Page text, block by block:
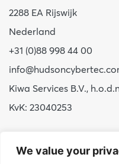
We value your
2288 EA Rijswijk
Nederland
+31 (0)88 998 44 00
Kiwa Services B.V.,
KvK: 23040253
Onze werkwijze